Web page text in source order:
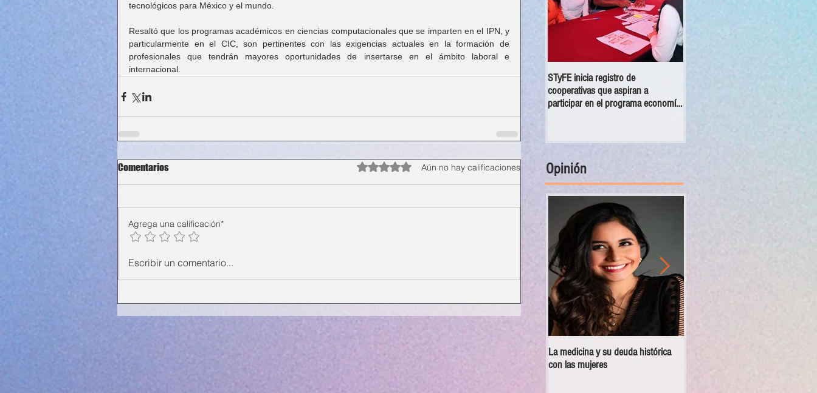
tecnológicos para México y el mundo.
Resaltó que los programas académicos en ciencias computacionales que se imparten en el IPN, y
particularmente en el CIC, son pertinentes con las exigencias actuales en la formación de
profesionales que tendrán mayores oportunidades de insertarse en el ámbito laboral e
internacional.
Comentarios Obtuvo 0 de 5 estrellas.Aún no hay calificaciones
Agrega una calificación*
Escribir un comentario...
STyFE inicia registro de
cooperativas que aspiran a
participar en el programa economía
Opinión
La medicina y su deuda histórica
con las mujeres